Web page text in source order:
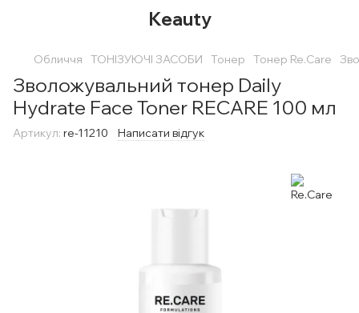
Keauty
Обличчя ТОНІЗУЮЧІ ЗАСОБИ Тонер Тонер Re.Care
Зволожувальний тонер Daily
Hydrate Face Toner RECARE 100 мл
Артикул: re-11210 Написати відгук